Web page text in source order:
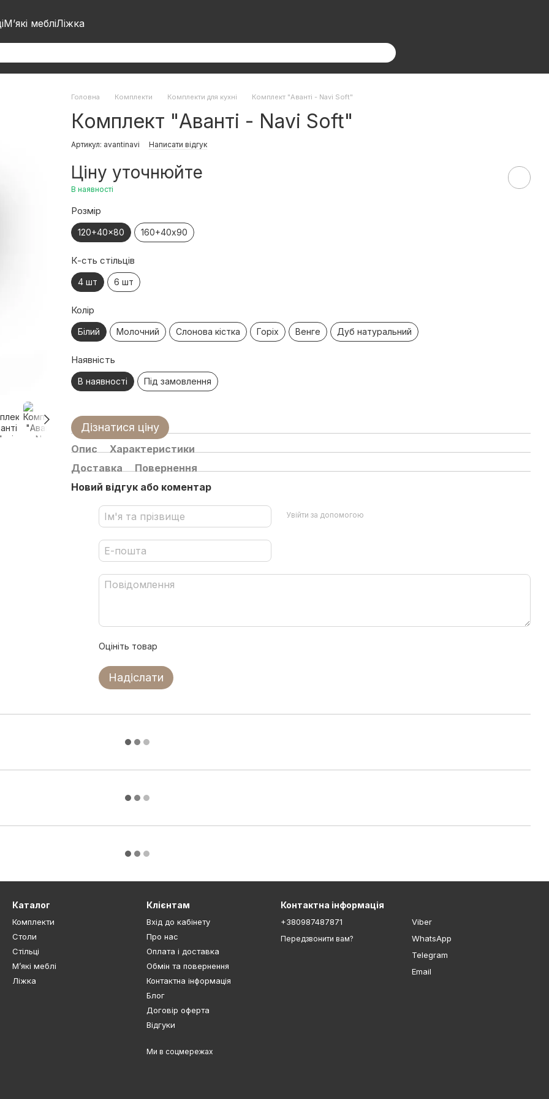
М’які мебліЛіжка
Головна Комплекти Комплекти для кухні Комплект "Аванті - Navi Soft"
Комплект "Аванті - Navi Soft"
Артикул: avantinavi Написати відгук
Ціну уточнюйте
В наявності
Розмір
120+40x80 160+40х90
К-сть стільців
4 шт 6 шт
Колір
Білий Молочний Слонова кістка Горіх Венге Дуб натуральний
Наявність
В наявності Під замовлення
Дізнатися ціну
Опис
Характеристики
Доставка
Повернення
Новий відгук або коментар
Увійти за допомогою
Оцініть товар
Надіслати
Каталог
Комплекти
Столи
Стільці
М’які меблі
Ліжка
Клієнтам
Вхід до кабінету
Про нас
Оплата і доставка
Обмін та повернення
Контактна інформація
Блог
Договір оферта
Відгуки
Ми в соцмережах
Контактна інформація
+380987487871
Передзвонити вам?
Viber
WhatsApp
Telegram
Email